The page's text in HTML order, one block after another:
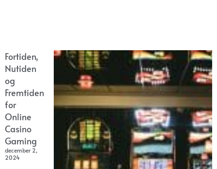
Fortiden,
Nutiden
og
Fremtiden
for
Online
Casino
Gaming
december 2,
2024